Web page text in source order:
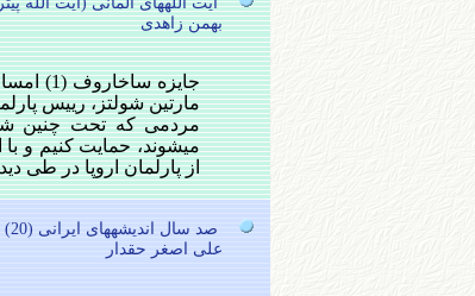
بهمن زاهدی
جایزه
مردمی که تحت چنین
می‏شوند، حمایت کنیم و با
از پارلمان اروپا در طی
صد سال اندیشه‎های ایرانی (20)
علی اصغر حقدار